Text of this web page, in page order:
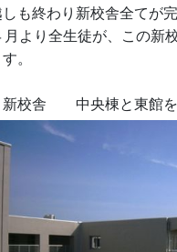
も終わり新校舎全てが完
月より全生徒が、この新
。
中央棟と東館を